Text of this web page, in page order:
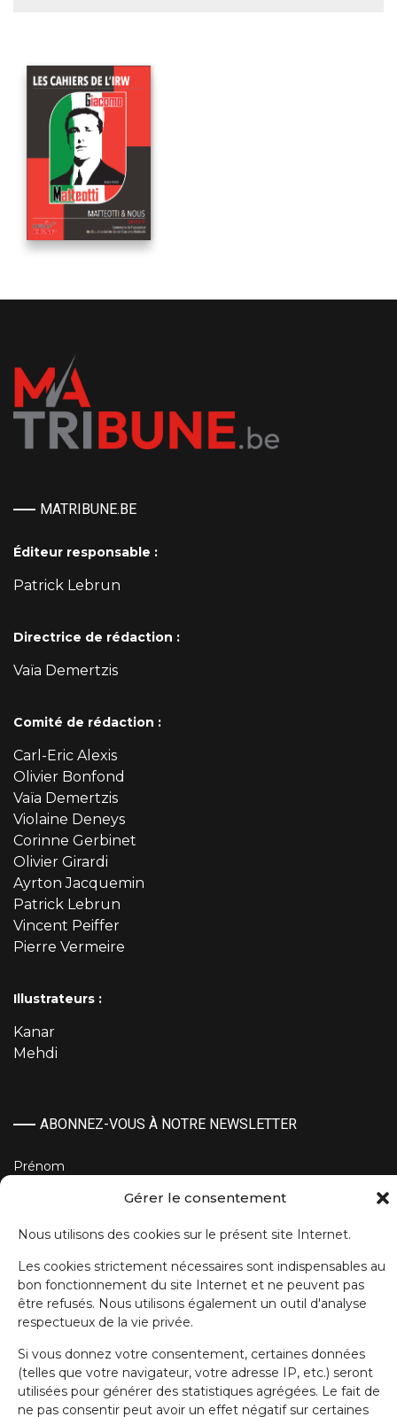
Gérer le consentement
Nous utilisons des cookies sur le présent site Internet.
Les cookies strictement nécessaires sont indispensables au
bon fonctionnement du site Internet et ne peuvent pas
être refusés. Nous utilisons également un outil d'analyse
respectueux de la vie privée.
Si vous donnez votre consentement, certaines données
(telles que votre navigateur, votre adresse IP, etc.) seront
utilisées pour générer des statistiques agrégées. Le fait de
ne pas consentir peut avoir un effet négatif sur certaines
MATRIBUNE.BE
Éditeur responsable :
Patrick Lebrun
Directrice de rédaction :
Vaïa Demertzis
Comité de rédaction :
Carl-Eric Alexis
Olivier Bonfond
Vaïa Demertzis
Violaine Deneys
Corinne Gerbinet
Olivier Girardi
Ayrton Jacquemin
Patrick Lebrun
Vincent Peiffer
Pierre Vermeire
Illustrateurs :
Kanar
Mehdi
ABONNEZ-VOUS À NOTRE NEWSLETTER
Prénom
Nom de famille
E-mail
J'accepte la politique de confidentialité.